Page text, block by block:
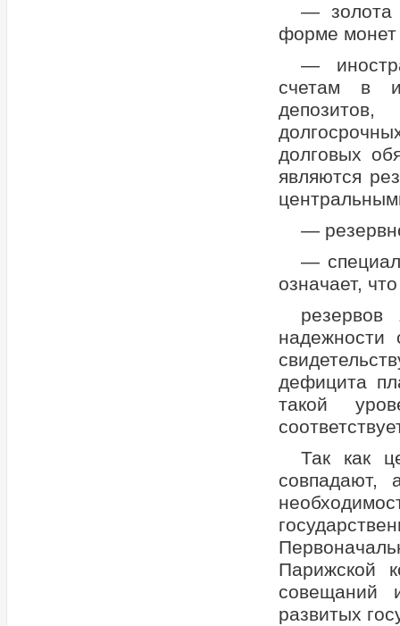
— золота
форме монет
—
счетам в
долговых
являются
—
—
означает,
резервов
надежности
дефицита
такой
Так как
совпадают,
Парижской
совещаний
развитых